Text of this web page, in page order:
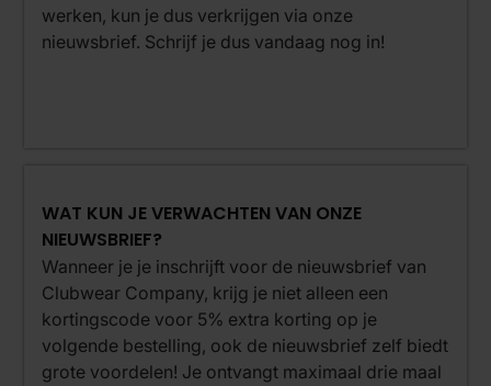
werken, kun je dus verkrijgen via onze
nieuwsbrief. Schrijf je dus vandaag nog in!
WAT KUN JE VERWACHTEN VAN ONZE
NIEUWSBRIEF?
Wanneer je je inschrijft voor de nieuwsbrief van
Clubwear Company, krijg je niet alleen een
kortingscode voor 5% extra korting op je
volgende bestelling, ook de nieuwsbrief zelf biedt
grote voordelen! Je ontvangt maximaal drie maal